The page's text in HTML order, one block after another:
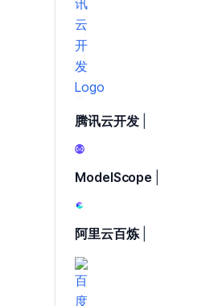
腾讯云开发|
ModelScope
阿里云百炼|